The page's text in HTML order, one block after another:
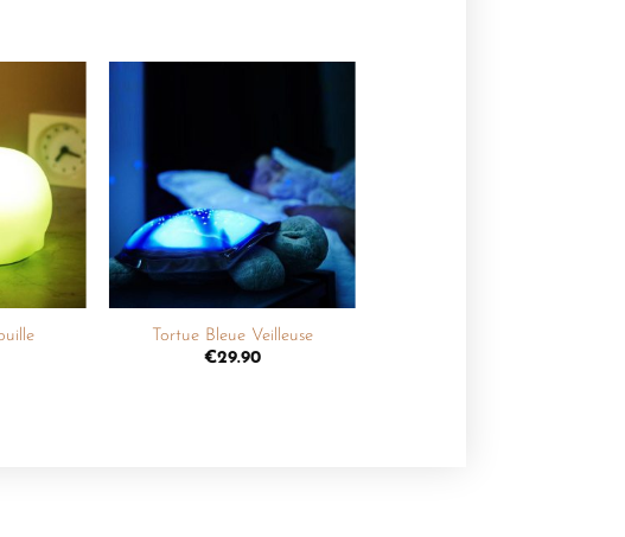
Ajouter
à la
liste de
souhaits
liste de
souhaits
Tortue Bleue Veilleuse
€29.90